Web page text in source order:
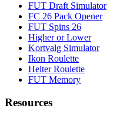
FUT Draft Simulator
FC 26 Pack Opener
FUT Spins 26
Higher or Lower
Kortvalg Simulator
Ikon Roulette
Helter Roulette
FUT Memory
Resources